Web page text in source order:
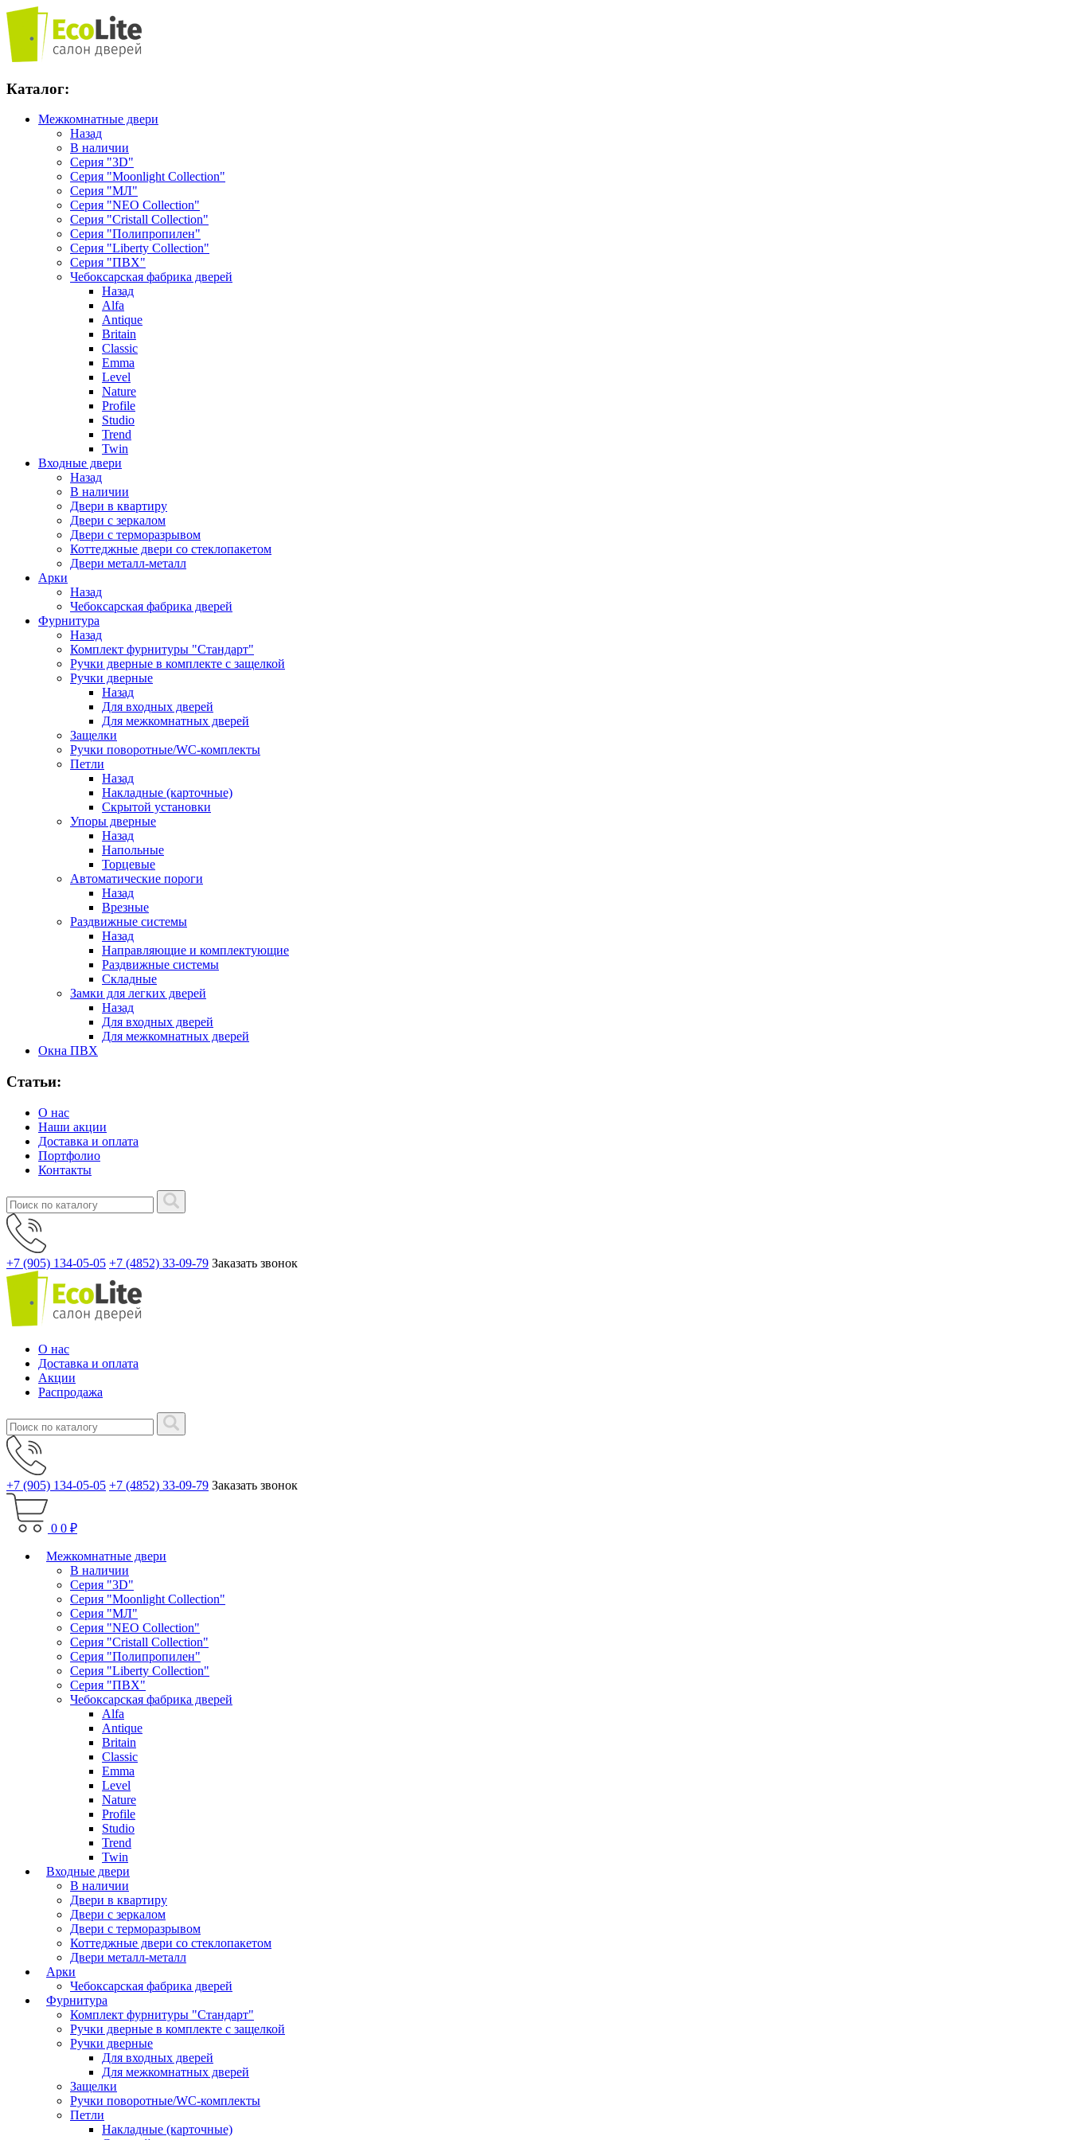
Каталог:
Межкомнатные двери
Назад
В наличии
Серия "3D"
Серия "Moonlight Collection"
Серия "МЛ"
Серия "NEO Collection"
Серия "Cristall Collection"
Серия "Полипропилен"
Серия "Liberty Collection"
Серия "ПВХ"
Чебоксарская фабрика дверей
Назад
Alfa
Antique
Britain
Classic
Emma
Level
Nature
Profile
Studio
Trend
Twin
Входные двери
Назад
В наличии
Двери в квартиру
Двери с зеркалом
Двери с терморазрывом
Коттеджные двери со стеклопакетом
Двери металл-металл
Арки
Назад
Чебоксарская фабрика дверей
Фурнитура
Назад
Комплект фурнитуры "Стандарт"
Ручки дверные в комплекте с защелкой
Ручки дверные
Назад
Для входных дверей
Для межкомнатных дверей
Защелки
Ручки поворотные/WC-комплекты
Петли
Назад
Накладные (карточные)
Скрытой установки
Упоры дверные
Назад
Напольные
Торцевые
Автоматические пороги
Назад
Врезные
Раздвижные системы
Назад
Направляющие и комплектующие
Раздвижные системы
Складные
Замки для легких дверей
Назад
Для входных дверей
Для межкомнатных дверей
Окна ПВХ
Статьи:
О нас
Наши акции
Доставка и оплата
Портфолио
Контакты
+7 (905) 134-05-05 +7 (4852) 33-09-79 Заказать звонок
О нас
Доставка и оплата
Акции
Распродажа
+7 (905) 134-05-05 +7 (4852) 33-09-79 Заказать звонок
0 0 ₽
Межкомнатные двери
В наличии
Серия "3D"
Серия "Moonlight Collection"
Серия "МЛ"
Серия "NEO Collection"
Серия "Cristall Collection"
Серия "Полипропилен"
Серия "Liberty Collection"
Серия "ПВХ"
Чебоксарская фабрика дверей
Alfa
Antique
Britain
Classic
Emma
Level
Nature
Profile
Studio
Trend
Twin
Входные двери
В наличии
Двери в квартиру
Двери с зеркалом
Двери с терморазрывом
Коттеджные двери со стеклопакетом
Двери металл-металл
Арки
Чебоксарская фабрика дверей
Фурнитура
Комплект фурнитуры "Стандарт"
Ручки дверные в комплекте с защелкой
Ручки дверные
Для входных дверей
Для межкомнатных дверей
Защелки
Ручки поворотные/WC-комплекты
Петли
Накладные (карточные)